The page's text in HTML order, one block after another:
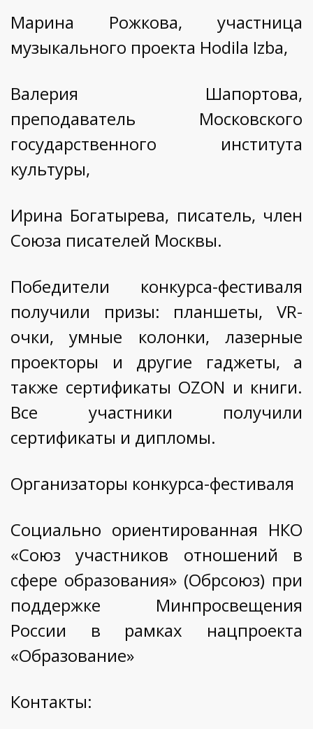
Марина Рожкова, участница
музыкального проекта Hodila Izba,
Валерия Шапортова,
преподаватель Московского
государственного института
культуры,
Ирина Богатырева, писатель, член
Союза писателей Москвы.
Победители конкурса-фестиваля
получили призы: планшеты, VR-
очки, умные колонки, лазерные
проекторы и другие гаджеты, а
также сертификаты OZON и книги.
Все участники получили
сертификаты и дипломы.
Организаторы конкурса-фестиваля
Социально ориентированная НКО
«Союз участников отношений в
сфере образования» (Обрсоюз) при
поддержке Минпросвещения
России в рамках нацпроекта
«Образование»
Контакты: